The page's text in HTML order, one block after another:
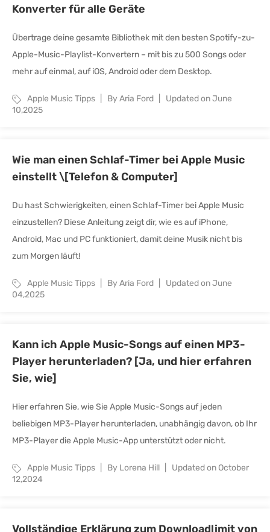
Konverter für alle Geräte
Übertrage deine gesamte Bibliothek mit den besten Spotify-zu-
Apple-Music-Playlist-Konvertern – mit bis zu 500 Songs oder
mehr auf einmal, auf iOS, Android oder dem Desktop.
Apple Music Tipps By Aria Ford
Updated on June
10,2025
Wie man einen Schlaf-Timer bei Apple Music
einstellt \[Telefon & Computer]
Du hast Schwierigkeiten, einen Schlaf-Timer bei Apple Music
einzustellen? Diese Anleitung zeigt dir, wie es auf iPhone,
Android, Mac und PC funktioniert, damit deine Musik nicht bis
zum Morgen läuft!
Apple Music Tipps By Aria Ford
Updated on June
04,2025
Kann ich Apple Music-Songs auf einen MP3-
Player herunterladen? [Ja, und hier erfahren
Sie, wie]
Hier erfahren Sie, wie Sie Apple Music-Songs auf jeden
beliebigen MP3-Player herunterladen, unabhängig davon, ob Ihr
MP3-Player die Apple Music-App unterstützt oder nicht.
Apple Music Tipps By Lorena Hill
Updated on October
12,2024
Vollständige Erklärung zum Downloadlimit von